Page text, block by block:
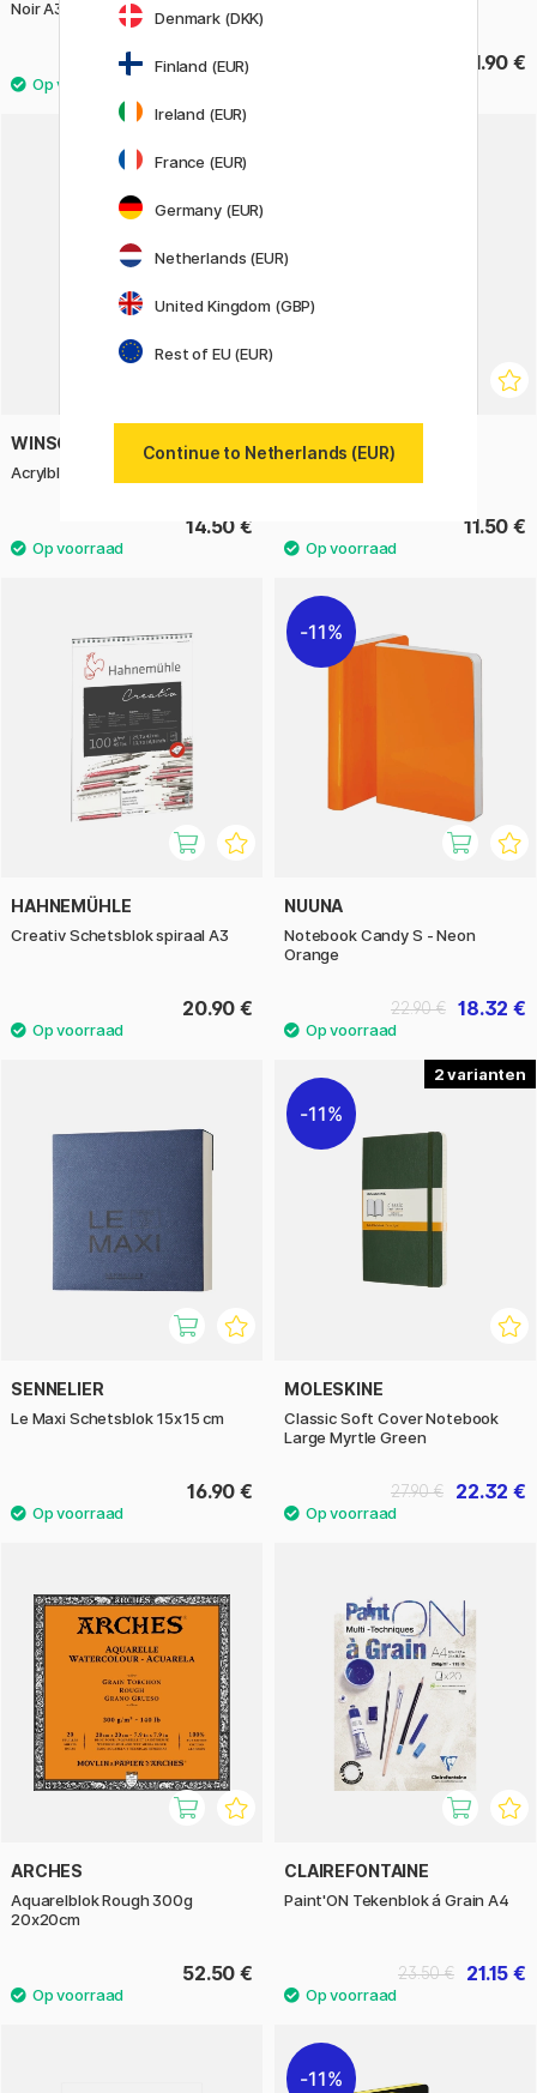
Noir A3
30.50 € 31.90 €
WINSOR & NEWTON
Acrylblok A4 300g
14.50 €
WINSOR & NEWTON
11.50 €
HAHNEMÜHLE
Creativ Schetsblok spiraal A3
20.90 €
11%
NUUNA
Notebook Candy S - Neon
Orange
18.32 €
22.90 €
SENNELIER
Le Maxi Schetsblok 15x15 cm
16.90 €
2
11%
MOLESKINE
Classic Soft Cover Notebook
Large Myrtle Green
22.32 €
27.90 €
ARCHES
Aquarelblok Rough 300g
20x20cm
52.50 €
CLAIREFONTAINE
Paint'ON Tekenblok á Grain A4
21.15 €
23.50 €
11%
Denmark (DKK)
Finland (EUR)
Ireland (EUR)
France (EUR)
Germany (EUR)
Netherlands (EUR)
United Kingdom (GBP)
Rest of EU (EUR)
Continue to Netherlands (EUR)